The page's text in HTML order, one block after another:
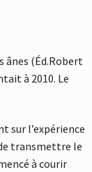
ânes (Éd.Robert
à 2010. Le
sur l’expérience
transmettre le
à courir